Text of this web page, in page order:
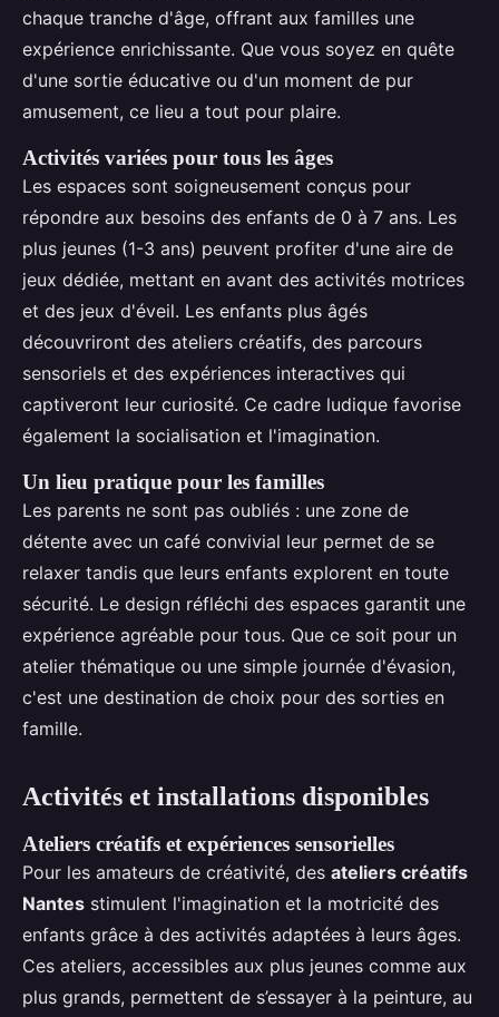
chaque tranche d'âge, offrant aux familles une
expérience enrichissante. Que vous soyez en quête
d'une sortie éducative ou d'un moment de pur
amusement, ce lieu a tout pour plaire.
Activités variées pour tous les âges
Les espaces sont soigneusement conçus pour
répondre aux besoins des enfants de 0 à 7 ans. Les
plus jeunes (1-3 ans) peuvent profiter d'une aire de
jeux dédiée, mettant en avant des activités motrices
et des jeux d'éveil. Les enfants plus âgés
découvriront des ateliers créatifs, des parcours
sensoriels et des expériences interactives qui
captiveront leur curiosité. Ce cadre ludique favorise
également la socialisation et l'imagination.
Un lieu pratique pour les familles
Les parents ne sont pas oubliés : une zone de
détente avec un café convivial leur permet de se
relaxer tandis que leurs enfants explorent en toute
sécurité. Le design réfléchi des espaces garantit une
expérience agréable pour tous. Que ce soit pour un
atelier thématique ou une simple journée d'évasion,
c'est une destination de choix pour des sorties en
famille.
Activités et installations disponibles
Ateliers créatifs et expériences sensorielles
Pour les amateurs de créativité, des ateliers créatifs
Nantes stimulent l'imagination et la motricité des
enfants grâce à des activités adaptées à leurs âges.
Ces ateliers, accessibles aux plus jeunes comme aux
plus grands, permettent de s’essayer à la peinture, au